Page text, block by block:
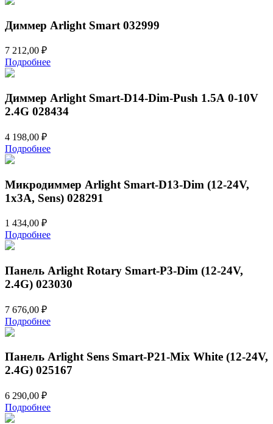
Диммер Arlight Smart 032999
7 212,00 ₽
Подробнее
Диммер Arlight Smart-D14-Dim-Push 1.5А 0-10V
2.4G 028434
4 198,00 ₽
Подробнее
Микродиммер Arlight Smart-D13-Dim (12-24V,
1x3A, Sens) 028291
1 434,00 ₽
Подробнее
Панель Arlight Rotary Smart-P3-Dim (12-24V,
2.4G) 023030
7 676,00 ₽
Подробнее
Панель Arlight Sens Smart-P21-Mix White (12-24V,
2.4G) 025167
6 290,00 ₽
Подробнее